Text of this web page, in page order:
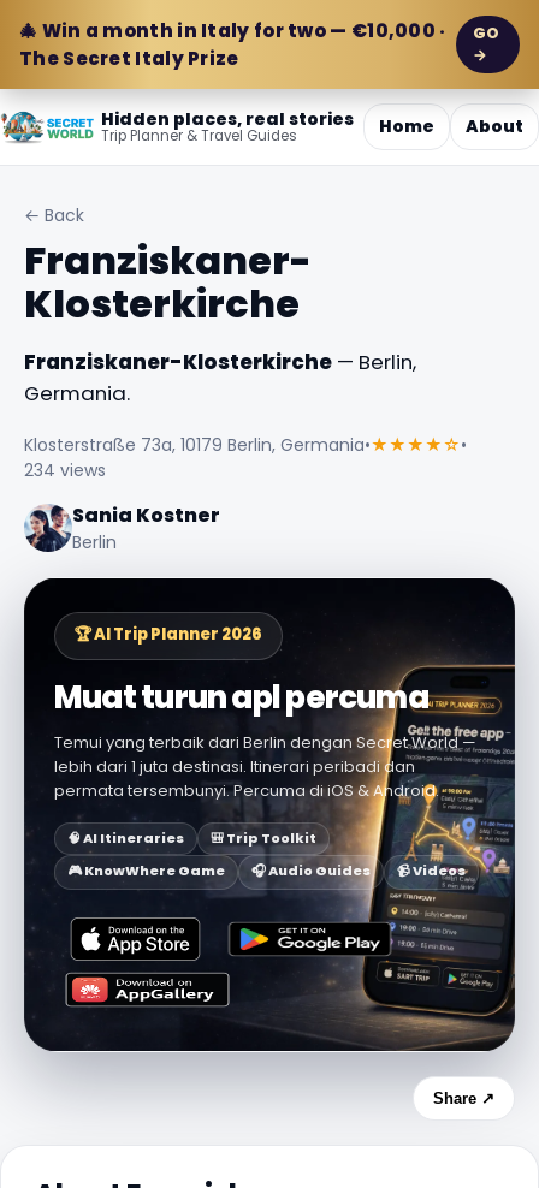
🎄 Win a month in Italy for two — €10,000 ·
The Secret Italy Prize
GO
→
Hidden places, real stories
Trip Planner & Travel Guides Home About
← Back
Franziskaner-
Klosterkirche
Franziskaner-Klosterkirche — Berlin,
Germania.
Klosterstraße 73a, 10179 Berlin, Germania•★★★★☆•
234 views
Sania Kostner
Berlin
🏆 AI Trip Planner 2026
Muat turun apl percuma
Temui yang terbaik dari Berlin dengan Secret World —
lebih dari 1 juta destinasi. Itinerari peribadi dan
permata tersembunyi. Percuma di iOS & Android.
🧠 AI Itineraries
🎒 Trip Toolkit
🎮 KnowWhere Game
🎧 Audio Guides 📹 Videos
Share ↗